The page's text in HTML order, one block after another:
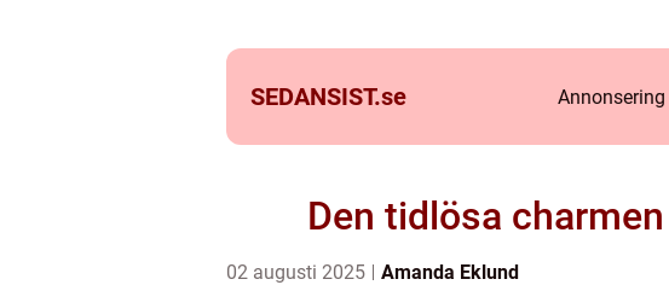
SEDANSIST.se Annonsering
Den tidlösa
02 augusti 2025 Amanda Eklund